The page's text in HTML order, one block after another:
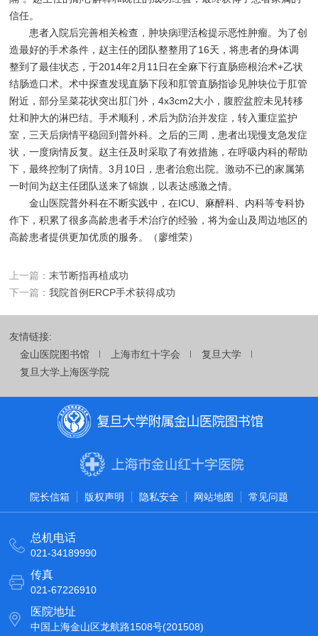
信任。
患者入院后完善相关检查，肿块病理活检提示恶性肿瘤。为了创
造最好的手术条件，赵主任的团队整整用了16天，将患者的身体调
整到了最佳状态，于2014年2月11日在全麻下行直肠癌根治术+乙状
结肠造口术。术中探查发现直肠下段和肛管直肠指诊见肿块位于肛管
附近，部分呈菜花状突出肛门外，4x3cm2大小，腹腔盆腔未见转移
灶和肿大的淋巴结。手术顺利，术后为防治并发症，转入重症监护
室，三天后病情平稳回到普外科。之后的三周，患者出现慢支急发症
状，一度病情反复。赵主任及时采取了有效措施，在呼吸内科的帮助
下，最终控制了病情。3月10日，患者治愈出院。激动不已的家属第
一时间为赵主任团队送来了锦旗，以表达感激之情。
金山医院普外科在不断实践中，在ICU、麻醉科、内科等专科协
作下，积累了很多高龄患者手术治疗的经验，将为金山及周边地区的
高龄患者提供更加优质的服务。（廖维荣）
上一篇：末节断指再植成功
下一篇：我院首例ERCP手术获得成功
友情链接:
金山医院图书馆
上海市红十字会
复旦大学
复旦大学上海医学院
院长信箱 版权声明 隐私安全 网站地图 常见问题
总机电话
021-34189990
传真
021-67226910
医院地址
中国上海金山区龙航路1508号(201508)